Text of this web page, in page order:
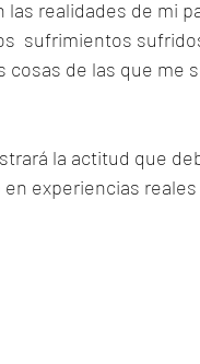
las realidades de mi
sufrimientos
de las que me
la actitud que
experiencias